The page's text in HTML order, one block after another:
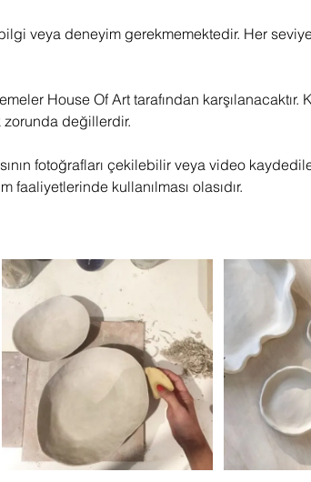
veya deneyim gerekmemektedir. Her
House Of Art tarafından karşılanacaktır.
değillerdir.
fotoğrafları çekilebilir veya video
faaliyetlerinde kullanılması olasıdır.